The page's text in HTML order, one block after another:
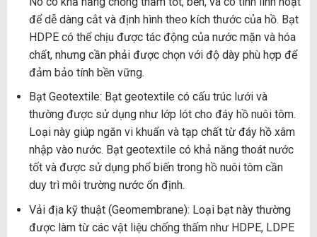
để dễ dàng cắt và định hình theo kích thước của hồ. Bạt
HDPE có thể chịu được tác động của nước mặn và hóa
chất, nhưng cần phải được chọn với độ dày phù hợp để
đảm bảo tính bền vững.
Bạt Geotextile: Bạt geotextile có cấu trúc lưới và
thường được sử dụng như lớp lót cho đáy hồ nuôi tôm.
Loại này giúp ngăn vi khuẩn và tạp chất từ đáy hồ xâm
nhập vào nước. Bạt geotextile có khả năng thoát nước
tốt và được sử dụng phổ biến trong hồ nuôi tôm cần
duy trì môi trường nước ổn định.
Vải địa kỹ thuật (Geomembrane): Loại bạt này thường
được làm từ các vật liệu chống thấm như HDPE, LDPE